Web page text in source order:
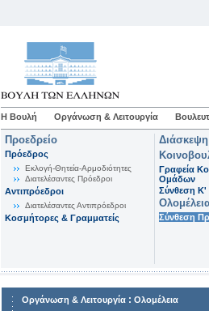
Η Βουλή Οργάνωση & Λειτουργία
Προεδρείο
Πρόεδρος
Εκλογή-Θητεία-Αρμοδιότητες
Διατελέσαντες Πρόεδροι
Αντιπρόεδροι
Διατελέσαντες Αντιπρόεδροι
Κοσμήτορες & Γραμματείς
Γραφεία
Ομάδων
Σύνθεση K'
Σύνθεση
Οργάνωση & Λειτουργία : Ολομέλεια